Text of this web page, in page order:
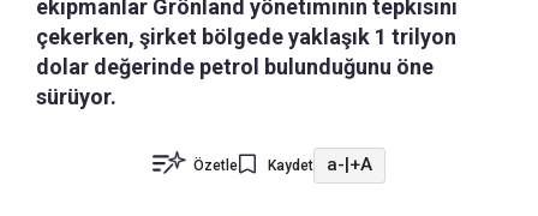
ekipmanlar Grönland yönetiminin tepkisini
çekerken, şirket bölgede yaklaşık 1 trilyon
dolar değerinde petrol bulunduğunu öne
sürüyor.
Özetle Kaydet a- +A